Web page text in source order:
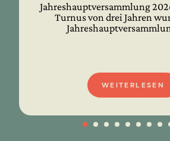
Jahreshauptversammlung
Turnus von drei Jahren
WEITERLESEN